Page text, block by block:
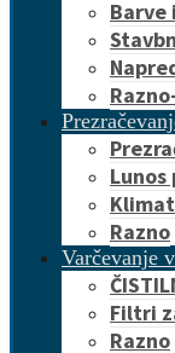
Barve
Lunos
Razno
Varčevanje
Filtri
Razno